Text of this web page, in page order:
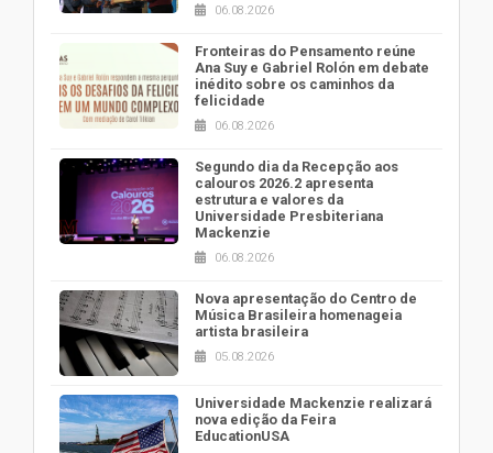
06.08.2026
Fronteiras do Pensamento reúne
Ana Suy e Gabriel Rolón em debate
inédito sobre os caminhos da
felicidade
06.08.2026
Segundo dia da Recepção aos
calouros 2026.2 apresenta
estrutura e valores da
Universidade Presbiteriana
Mackenzie
06.08.2026
Nova apresentação do Centro de
Música Brasileira homenageia
artista brasileira
05.08.2026
Universidade Mackenzie realizará
nova edição da Feira
EducationUSA